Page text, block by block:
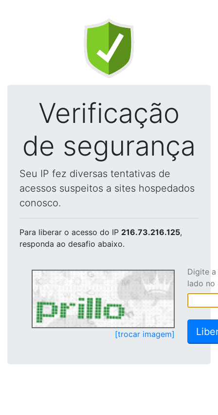
Verificação
de segurança
Seu IP fez diversas tentativas de
acessos suspeitos a sites hospedados
conosco.
Para liberar o acesso do IP 216.73.216.125,
responda ao desafio abaixo.
[trocar imagem]
Digite
lado no